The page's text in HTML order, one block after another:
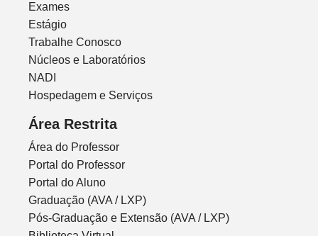
Exames
Estágio
Trabalhe Conosco
Núcleos e Laboratórios
NADI
Hospedagem e Serviços
Área Restrita
Área do Professor
Portal do Professor
Portal do Aluno
Graduação (AVA / LXP)
Pós-Graduação e Extensão (AVA / LXP)